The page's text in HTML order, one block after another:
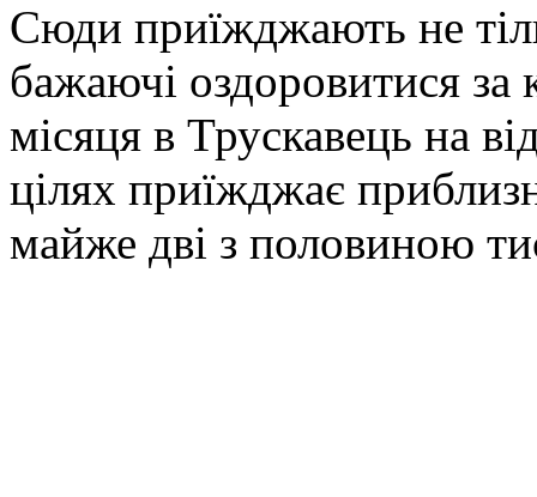
Сюди приїжджають не
бажаючі оздоровитися
місяця в Трускавець на
цілях приїжджає
майже дві з половиною